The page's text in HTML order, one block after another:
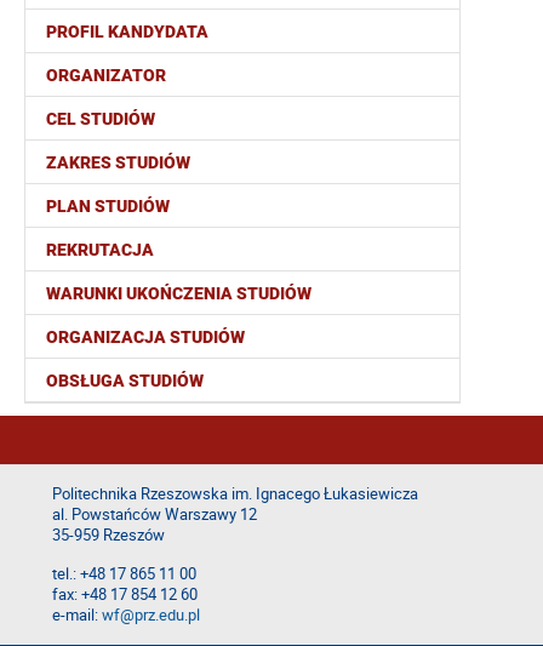
PROFIL KANDYDATA
ORGANIZATOR
CEL STUDIÓW
ZAKRES STUDIÓW
PLAN STUDIÓW
REKRUTACJA
WARUNKI UKOŃCZENIA STUDIÓW
ORGANIZACJA STUDIÓW
OBSŁUGA STUDIÓW
Politechnika Rzeszowska im. Ignacego Łukasiewicza
al. Powstańców Warszawy 12
35-959 Rzeszów
tel.: +48 17 865 11 00
fax: +48 17 854 12 60
e-mail:wf@prz.edu.pl